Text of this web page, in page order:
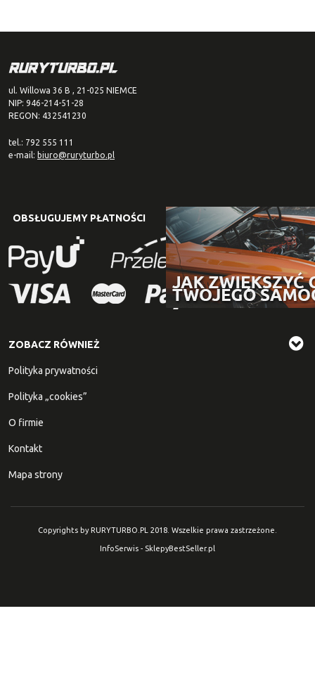
ul. Willowa 36 B , 21-025 NIEMCE
NIP: 946-214-51-28
REGON: 432541230
tel.: 792 555 111
e-mail: biuro@ruryturbo.pl
OBSŁUGUJEMY PŁATNOŚCI
ZOBACZ RÓWNIEŻ
Polityka prywatności
Polityka „cookies”
O firmie
Kontakt
Mapa strony
Copyrights by RURYTURBO.PL 2018. Wszelkie prawa zastrzeżone.
InfoSerwis - SklepyBestSeller.pl